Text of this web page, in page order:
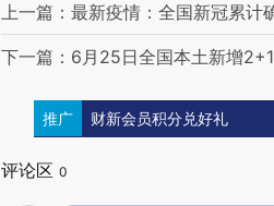
上一篇：最新疫情：全国新冠累
下一篇：6月25日全国本土新增
推广 财新会员积分兑好礼
评论区 0